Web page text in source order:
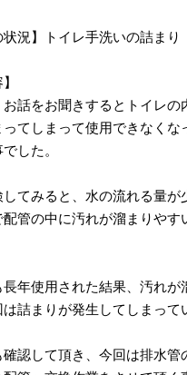
状況】トイレ手洗いの詰まり
】
お話をお聞きするとトイレの
てしまって使用できなくな
した。
てみると、水の流れる量が
配管の中に汚れが溜まりやす
年使用された結果、汚れが
詰まりが発生してしまって
確認して頂き、今回は排水管